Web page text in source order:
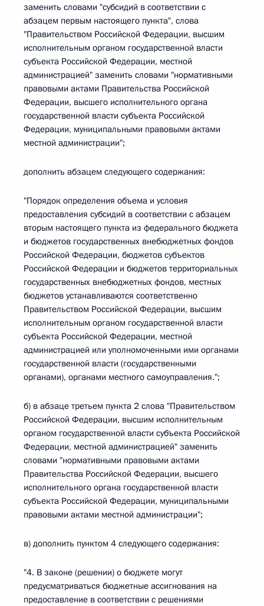
заменить словами "субсидий в соответствии с
абзацем первым настоящего пункта", слова
"Правительством Российской Федерации, высшим
исполнительным органом государственной власти
субъекта Российской Федерации, местной
администрацией" заменить словами "нормативными
правовыми актами Правительства Российской
Федерации, высшего исполнительного органа
государственной власти субъекта Российской
Федерации, муниципальными правовыми актами
местной администрации";
дополнить абзацем следующего содержания:
"Порядок определения объема и условия
предоставления субсидий в соответствии с абзацем
вторым настоящего пункта из федерального бюджета
и бюджетов государственных внебюджетных фондов
Российской Федерации, бюджетов субъектов
Российской Федерации и бюджетов территориальных
государственных внебюджетных фондов, местных
бюджетов устанавливаются соответственно
Правительством Российской Федерации, высшим
исполнительным органом государственной власти
субъекта Российской Федерации, местной
администрацией или уполномоченными ими органами
государственной власти (государственными
органами), органами местного самоуправления.";
б) в абзаце третьем пункта 2 слова "Правительством
Российской Федерации, высшим исполнительным
органом государственной власти субъекта Российской
Федерации, местной администрацией" заменить
словами "нормативными правовыми актами
Правительства Российской Федерации, высшего
исполнительного органа государственной власти
субъекта Российской Федерации, муниципальными
правовыми актами местной администрации";
в) дополнить пунктом 4 следующего содержания:
"4. В законе (решении) о бюджете могут
предусматриваться бюджетные ассигнования на
предоставление в соответствии с решениями